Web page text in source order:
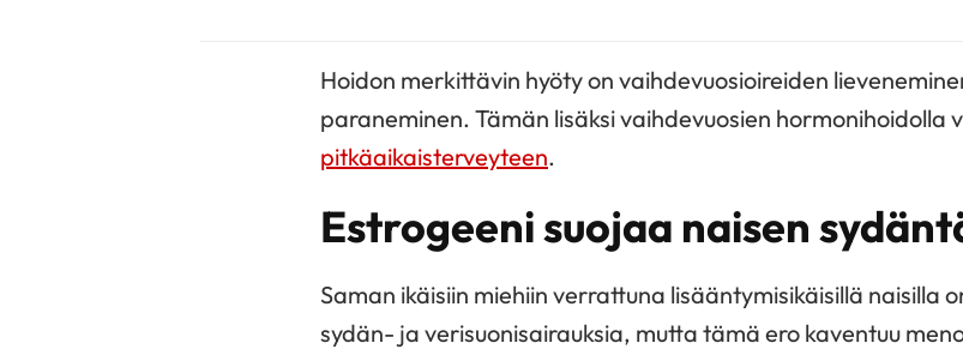
Hoidon merkittävin hyöty on vaihdevuosioireiden
paraneminen. Tämän lisäksi vaihdevuosien hormonihoidolla
pitkäaikaisterveyteen.
Estrogeeni suojaa naisen
Saman ikäisiin miehiin verrattuna lisääntymisikäisillä naisilla
sydän- ja verisuonisairauksia, mutta tämä ero kaventuu